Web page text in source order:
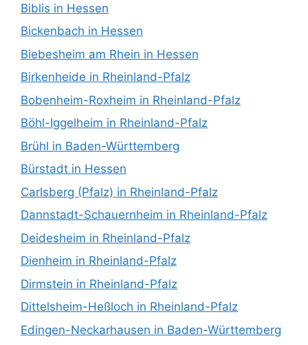
Biblis in Hessen
Bickenbach in Hessen
Biebesheim am Rhein in Hessen
Birkenheide in Rheinland-Pfalz
Bobenheim-Roxheim in Rheinland-Pfalz
Böhl-Iggelheim in Rheinland-Pfalz
Brühl in Baden-Württemberg
Bürstadt in Hessen
Carlsberg (Pfalz) in Rheinland-Pfalz
Dannstadt-Schauernheim in Rheinland-Pfalz
Deidesheim in Rheinland-Pfalz
Dienheim in Rheinland-Pfalz
Dirmstein in Rheinland-Pfalz
Dittelsheim-Heßloch in Rheinland-Pfalz
Edingen-Neckarhausen in Baden-Württemberg